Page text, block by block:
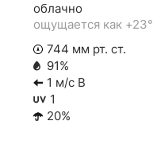
облачно
ощущается как +23°
744 мм рт. ст.
91%
1 м/с В
1
20%